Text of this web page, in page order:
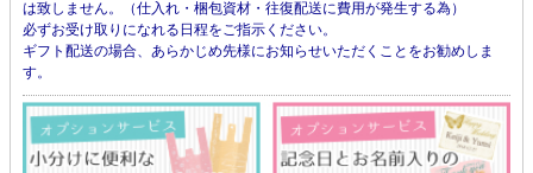
は致しません。（仕入れ・梱包資材・往復配送に費用が発生する為）
必ずお受け取りになれる日程をご指示ください。
ギフト配送の場合、あらかじめ先様にお知らせいただくことをお勧めしま
す。